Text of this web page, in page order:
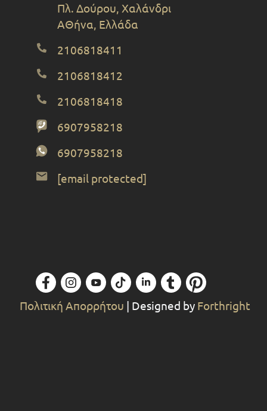
Πλ. Δούρου, Χαλάνδρι
ΑΘήνα, Ελλάδα
2106818411
2106818412
2106818418
6907958218
6907958218
[email protected]
Πολιτική Απορρήτου | Designed by Forthright